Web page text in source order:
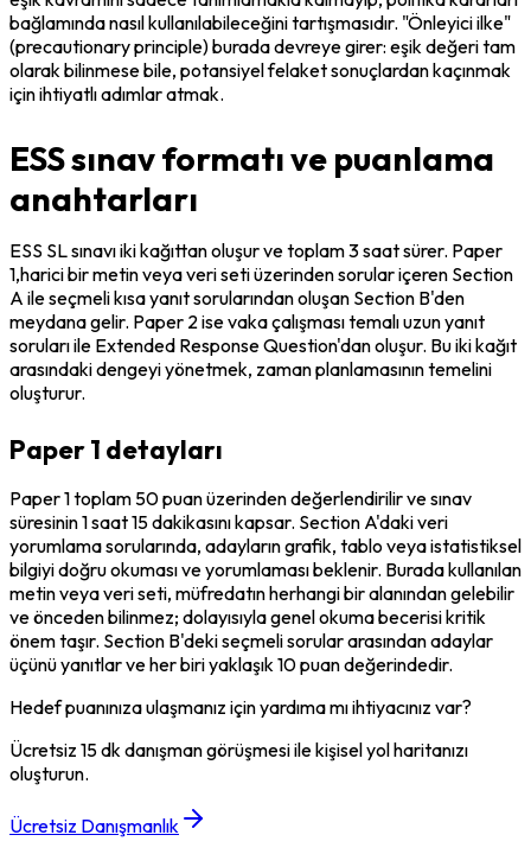
bağlamında nasıl kullanılabileceğini tartışmasıdır. "Önleyici ilke"
(precautionary principle) burada devreye girer: eşik değeri tam
olarak bilinmese bile, potansiyel felaket sonuçlardan kaçınmak
için ihtiyatlı adımlar atmak.
ESS sınav formatı ve puanlama
anahtarları
ESS SL sınavı iki kağıttan oluşur ve toplam 3 saat sürer. Paper
1,harici bir metin veya veri seti üzerinden sorular içeren Section
A ile seçmeli kısa yanıt sorularından oluşan Section B'den
meydana gelir. Paper 2 ise vaka çalışması temalı uzun yanıt
soruları ile Extended Response Question'dan oluşur. Bu iki kağıt
arasındaki dengeyi yönetmek, zaman planlamasının temelini
oluşturur.
Paper 1 detayları
Paper 1 toplam 50 puan üzerinden değerlendirilir ve sınav
süresinin 1 saat 15 dakikasını kapsar. Section A'daki veri
yorumlama sorularında, adayların grafik, tablo veya istatistiksel
bilgiyi doğru okuması ve yorumlaması beklenir. Burada kullanılan
metin veya veri seti, müfredatın herhangi bir alanından gelebilir
ve önceden bilinmez; dolayısıyla genel okuma becerisi kritik
önem taşır. Section B'deki seçmeli sorular arasından adaylar
üçünü yanıtlar ve her biri yaklaşık 10 puan değerindedir.
Hedef puanınıza ulaşmanız için yardıma mı ihtiyacınız var?
Ücretsiz 15 dk danışman görüşmesi ile kişisel yol haritanızı
oluşturun.
Ücretsiz Danışmanlık